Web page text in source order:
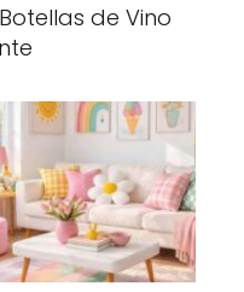
de Vino